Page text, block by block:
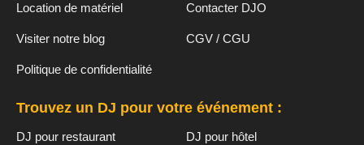
Location de matériel Contacter DJO
Visiter notre blog CGV / CGU
Politique de confidentialité
Trouvez un DJ pour votre événement :
DJ pour restaurant DJ pour hôtel